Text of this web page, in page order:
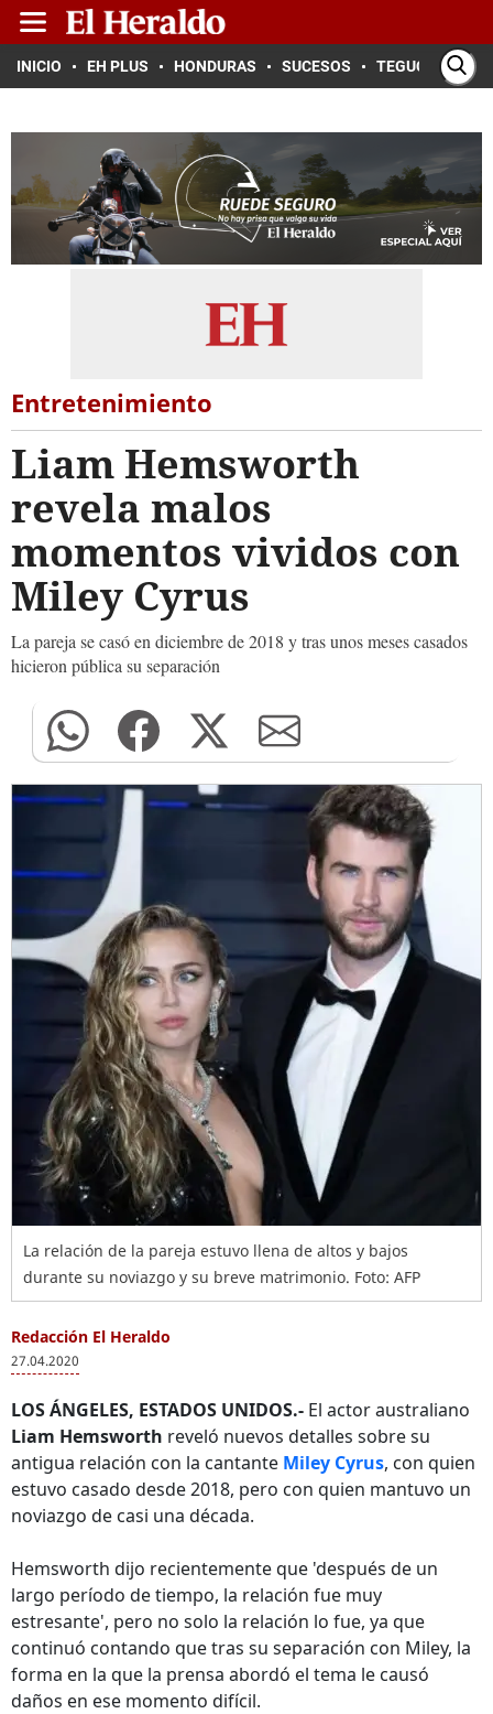
INICIO EH PLUS HONDURAS SUCESOS TEGUCIGALPA
Entretenimiento
Liam Hemsworth
revela malos
momentos vividos con
Miley Cyrus
La pareja se casó en diciembre de 2018 y tras unos meses casados
hicieron pública su separación
La relación de la pareja estuvo llena de altos y bajos
durante su noviazgo y su breve matrimonio. Foto: AFP
Redacción El Heraldo
27.04.2020
LOS ÁNGELES, ESTADOS UNIDOS.- El actor australiano
Liam Hemsworth reveló nuevos detalles sobre su
antigua relación con la cantante Miley Cyrus, con quien
estuvo casado desde 2018, pero con quien mantuvo un
noviazgo de casi una década.
Hemsworth dijo recientemente que 'después de un
largo período de tiempo, la relación fue muy
estresante', pero no solo la relación lo fue, ya que
continuó contando que tras su separación con Miley, la
forma en la que la prensa abordó el tema le causó
daños en ese momento difícil.